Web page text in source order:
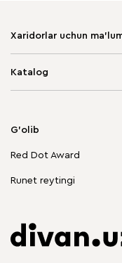
Xaridorlar uchun
Katalog
G'olib
Red Dot Award
Runet reytingi